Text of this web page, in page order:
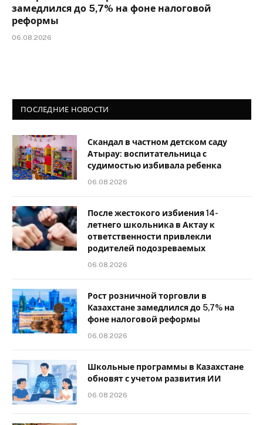
замедлился до 5,7% на фоне налоговой
реформы
06.08.2026
ПОСЛЕДНИЕ НОВОСТИ
Скандал в частном детском саду
Атырау: воспитательница с
судимостью избивала ребенка
06.08.2026
После жестокого избиения 14-
летнего школьника в Актау к
ответственности привлекли
родителей подозреваемых
06.08.2026
Рост розничной торговли в
Казахстане замедлился до 5,7% на
фоне налоговой реформы
06.08.2026
Школьные программы в Казахстане
обновят с учетом развития ИИ
06.08.2026